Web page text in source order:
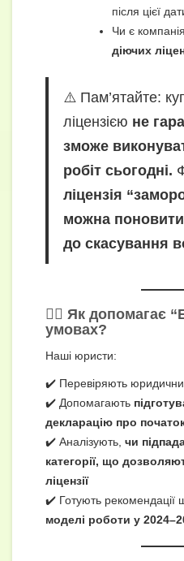
після цієї
Чи є
діючих
⚠️ Пам’ятайте:
ліцензією не
зможе
робіт сьогодні.
ліцензія
можна
до скасування
👨‍⚖️ Як допомагає
умовах?
Наші юристи:
✔️ Перевіряють юридичний
✔️ Допомагають
декларацію про
✔️ Аналізують, чи
категорії, що
ліцензії
✔️ Готують рекомендації
моделі роботи у